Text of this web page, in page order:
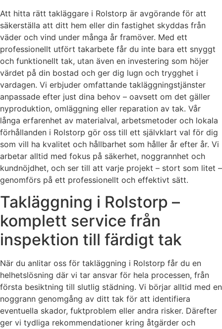
Att hitta rätt takläggare i Rolstorp är avgörande för att
säkerställa att ditt hem eller din fastighet skyddas från
väder och vind under många år framöver. Med ett
professionellt utfört takarbete får du inte bara ett snyggt
och funktionellt tak, utan även en investering som höjer
värdet på din bostad och ger dig lugn och trygghet i
vardagen. Vi erbjuder omfattande takläggningstjänster
anpassade efter just dina behov – oavsett om det gäller
nyproduktion, omläggning eller reparation av tak. Vår
långa erfarenhet av materialval, arbetsmetoder och lokala
förhållanden i Rolstorp gör oss till ett självklart val för dig
som vill ha kvalitet och hållbarhet som håller år efter år. Vi
arbetar alltid med fokus på säkerhet, noggrannhet och
kundnöjdhet, och ser till att varje projekt – stort som litet –
genomförs på ett professionellt och effektivt sätt.
Takläggning i Rolstorp –
komplett service från
inspektion till färdigt tak
När du anlitar oss för takläggning i Rolstorp får du en
helhetslösning där vi tar ansvar för hela processen, från
första besiktning till slutlig städning. Vi börjar alltid med en
noggrann genomgång av ditt tak för att identifiera
eventuella skador, fuktproblem eller andra risker. Därefter
ger vi tydliga rekommendationer kring åtgärder och